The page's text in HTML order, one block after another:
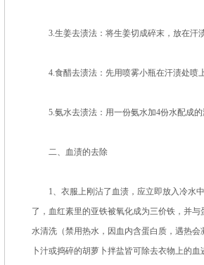
3.生姜去渍法：将生姜切成碎末，放在汗渍
4.食醋去渍法：先用喷雾小瓶在汗渍处喷
5.氨水去渍法：用一份氨水加4份水配成的
二、血渍的去除
1、衣服上刚沾了血渍，应立即放入冷水中
了，血红素里的亚铁被氧化成为三价铁，并
水清洗（禁用热水，因血内含蛋白质，遇热
卜汁或捣碎的胡萝卜拌盐皆可除去衣物上的